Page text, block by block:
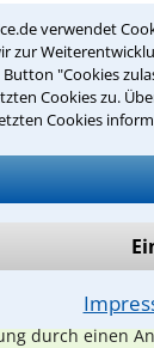
verwendet
zur
"Cookies
Cookies zu.
Cookies
durch einen